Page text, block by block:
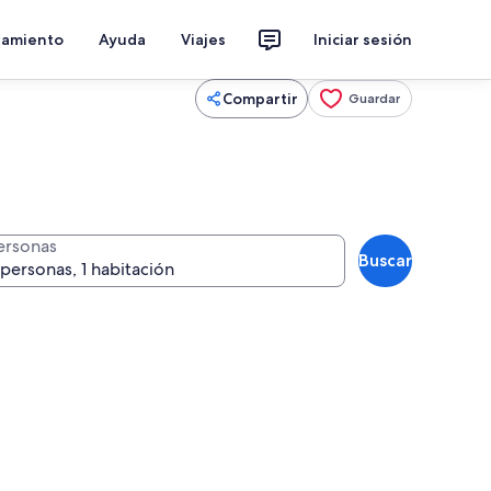
Ayuda Viajes Iniciar sesión
Compartir Guardar
Buscar